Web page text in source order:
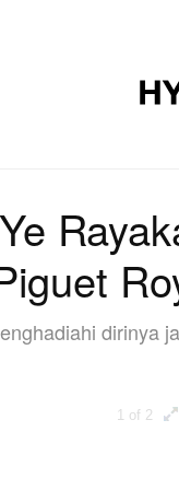
dirinya
1 of 2